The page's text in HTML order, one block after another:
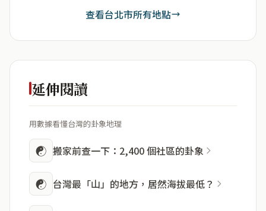
查看台北市所有地點
延伸閱讀
用數據看懂台灣的卦象地理
☯ 搬家前查一下：2,400 個社區的卦象
☯ 台灣最「山」的地方，居然海拔最低？